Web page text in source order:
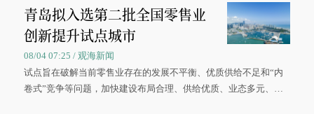
大学材料科学与工程学院材料类专业的录取通知书。
青岛拟入选第二批全国零售业
创新提升试点城市
08/04 07:25 / 观海新闻
试点旨在破解当前零售业存在的发展不平衡、优质供给不足和“内
卷式”竞争等问题，加快建设布局合理、供给优质、业态多元、智